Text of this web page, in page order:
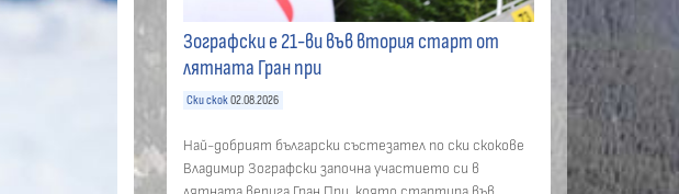
Зографски е 21-ви във втория старт от
лятната Гран при
Ски скок 02.08.2026
Най-добрият български състезател по ски скокове
Владимир Зографски започна участието си в